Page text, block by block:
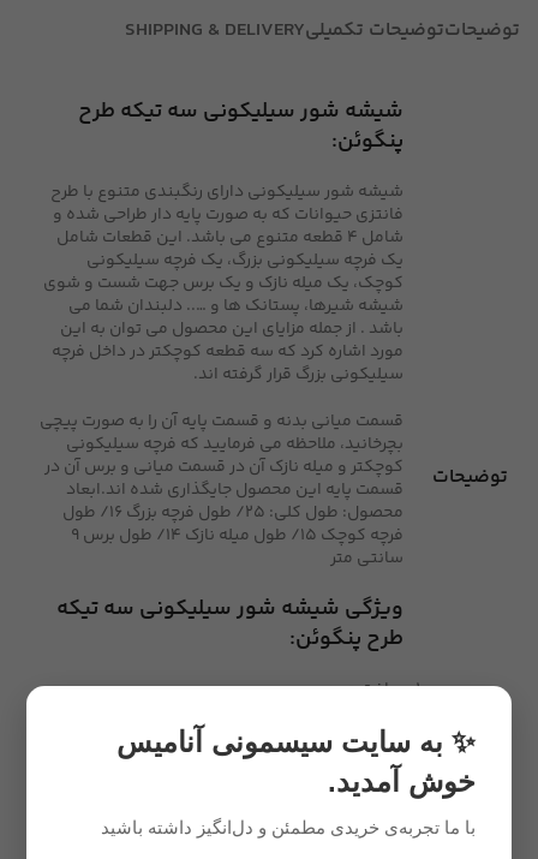
توضیحاتتوضیحات تکمیلیSHIPPING & DELIVERY
توضیحات
شیشه شور سیلیکونی سه تیکه طرح
پنگوئن:
شیشه شور سیلیکونی دارای رنگبندی متنوع با طرح
فانتزی حیوانات که به صورت پایه دار طراحی شده و
شامل 4 قطعه متنوع می باشد. این قطعات شامل
یک فرچه سیلیکونی بزرگ، یک فرچه سیلیکونی
کوچک، یک میله نازک و یک برس جهت شست و شوی
شیشه شیرها، پستانک ها و ….. دلبندان شما می
باشد . از جمله مزایای این محصول می توان به این
مورد اشاره کرد که سه قطعه کوچکتر در داخل فرچه
سیلیکونی بزرگ قرار گرفته اند.
قسمت میانی بدنه و قسمت پایه آن را به صورت پیچی
بچرخانید، ملاحظه می فرمایید که فرچه سیلیکونی
کوچکتر و میله نازک آن در قسمت میانی و برس آن در
قسمت پایه این محصول جایگذاری شده اند.ابعاد
محصول: طول کلی: 25/ طول فرچه بزرگ 16/ طول
فرچه کوچک 15/ طول میله نازک 14/ طول برس 9
سانتی متر
ویژگی شیشه شور سیلیکونی سه تیکه
طرح پنگوئن:
ساخت چین
ضد حساسیت
دارای رنگ بندی
طرح پنگوئن
شیشه شور سیلیکونی
✨ به سایت سیسمونی آنامیس
خوش آمدید.
با ما تجربه‌ی خریدی مطمئن و دل‌انگیز داشته باشید